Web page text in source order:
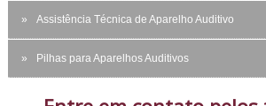
Assistência Técnica de Aparelho Auditivo
Pilhas para Aparelhos Auditivos